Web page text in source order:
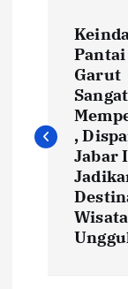
t
Pantai
Garut
Sangat
,
Jabar
Wisata